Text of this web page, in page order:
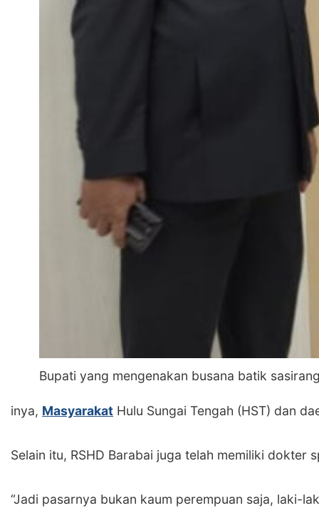
Bupati yang mengenakan busana batik
inya, Masyarakat Hulu Sungai Tengah (HST) dan
‎Selain itu, RSHD Barabai juga telah memiliki
‎“Jadi pasarnya bukan kaum perempuan saja, laki-